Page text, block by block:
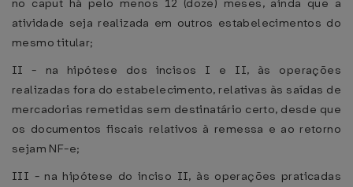
no caput há pelo menos 12 (doze) meses, ainda que a
atividade seja realizada em outros estabelecimentos do
mesmo titular;
II - na hipótese dos incisos I e II, às operações
realizadas fora do estabelecimento, relativas às saídas de
mercadorias remetidas sem destinatário certo, desde que
os documentos fiscais relativos à remessa e ao retorno
sejam NF-e;
III - na hipótese do inciso II, às operações praticadas